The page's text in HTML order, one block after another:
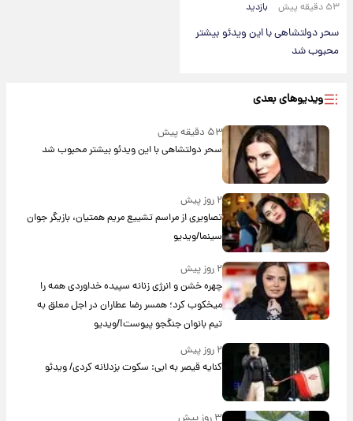
۵۳ دقیقه پیش بازدید
سحر دولتشاهی با این ویدئو بیشتر
محبوب شد
ویدیوهای بعدی
۵۳ دقیقه پیش
سحر دولتشاهی با این ویدئو بیشتر محبوب شد
۲ روز پیش
تصاویری از مراسم تشییع مریم همتیان، بازیگر جوان
سینما/ویدیو
۲ روز پیش
چهره خشن و انرژی زنانه سپیده خداوردی همه را
میخکوب کرد؛ همسر رضا عطاران در اجل معلق به
تیم بانوان جنگجو پیوست!/ویدیو
۲ روز پیش
کنایه قیصر به ابی: سکوت بزدلانه کردی/ ویدئو
۳ روز پیش